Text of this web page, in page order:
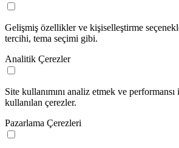
Gelişmiş özellikler ve kişiselleştirme
tercihi, tema seçimi gibi.
Analitik Çerezler
Site kullanımını analiz etmek ve
kullanılan çerezler.
Pazarlama Çerezleri